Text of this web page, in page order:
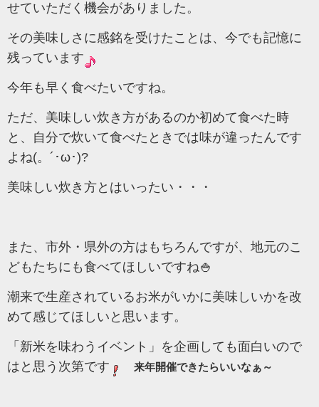
せていただく機会がありました。
その美味しさに感銘を受けたことは、今でも記憶に
残っています
今年も早く食べたいですね。
ただ、美味しい炊き方があるのか初めて食べた時
と、自分で炊いて食べたときでは味が違ったんです
よね(。´･ω･)?
美味しい炊き方とはいったい・・・
また、市外・県外の方はもちろんですが、地元のこ
どもたちにも食べてほしいですね🍚
潮来で生産されているお米がいかに美味しいかを改
めて感じてほしいと思います。
「新米を味わうイベント」を企画しても面白いので
はと思う次第です
来年開催できたらいいなぁ～